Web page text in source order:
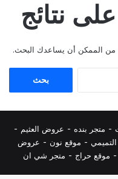
نتائج
من الممكن أن يساعدك البحث.
- متجر بنده - عروض العثيم -
- موقع نون - عروض
- موقع حراج - متجر شي ان